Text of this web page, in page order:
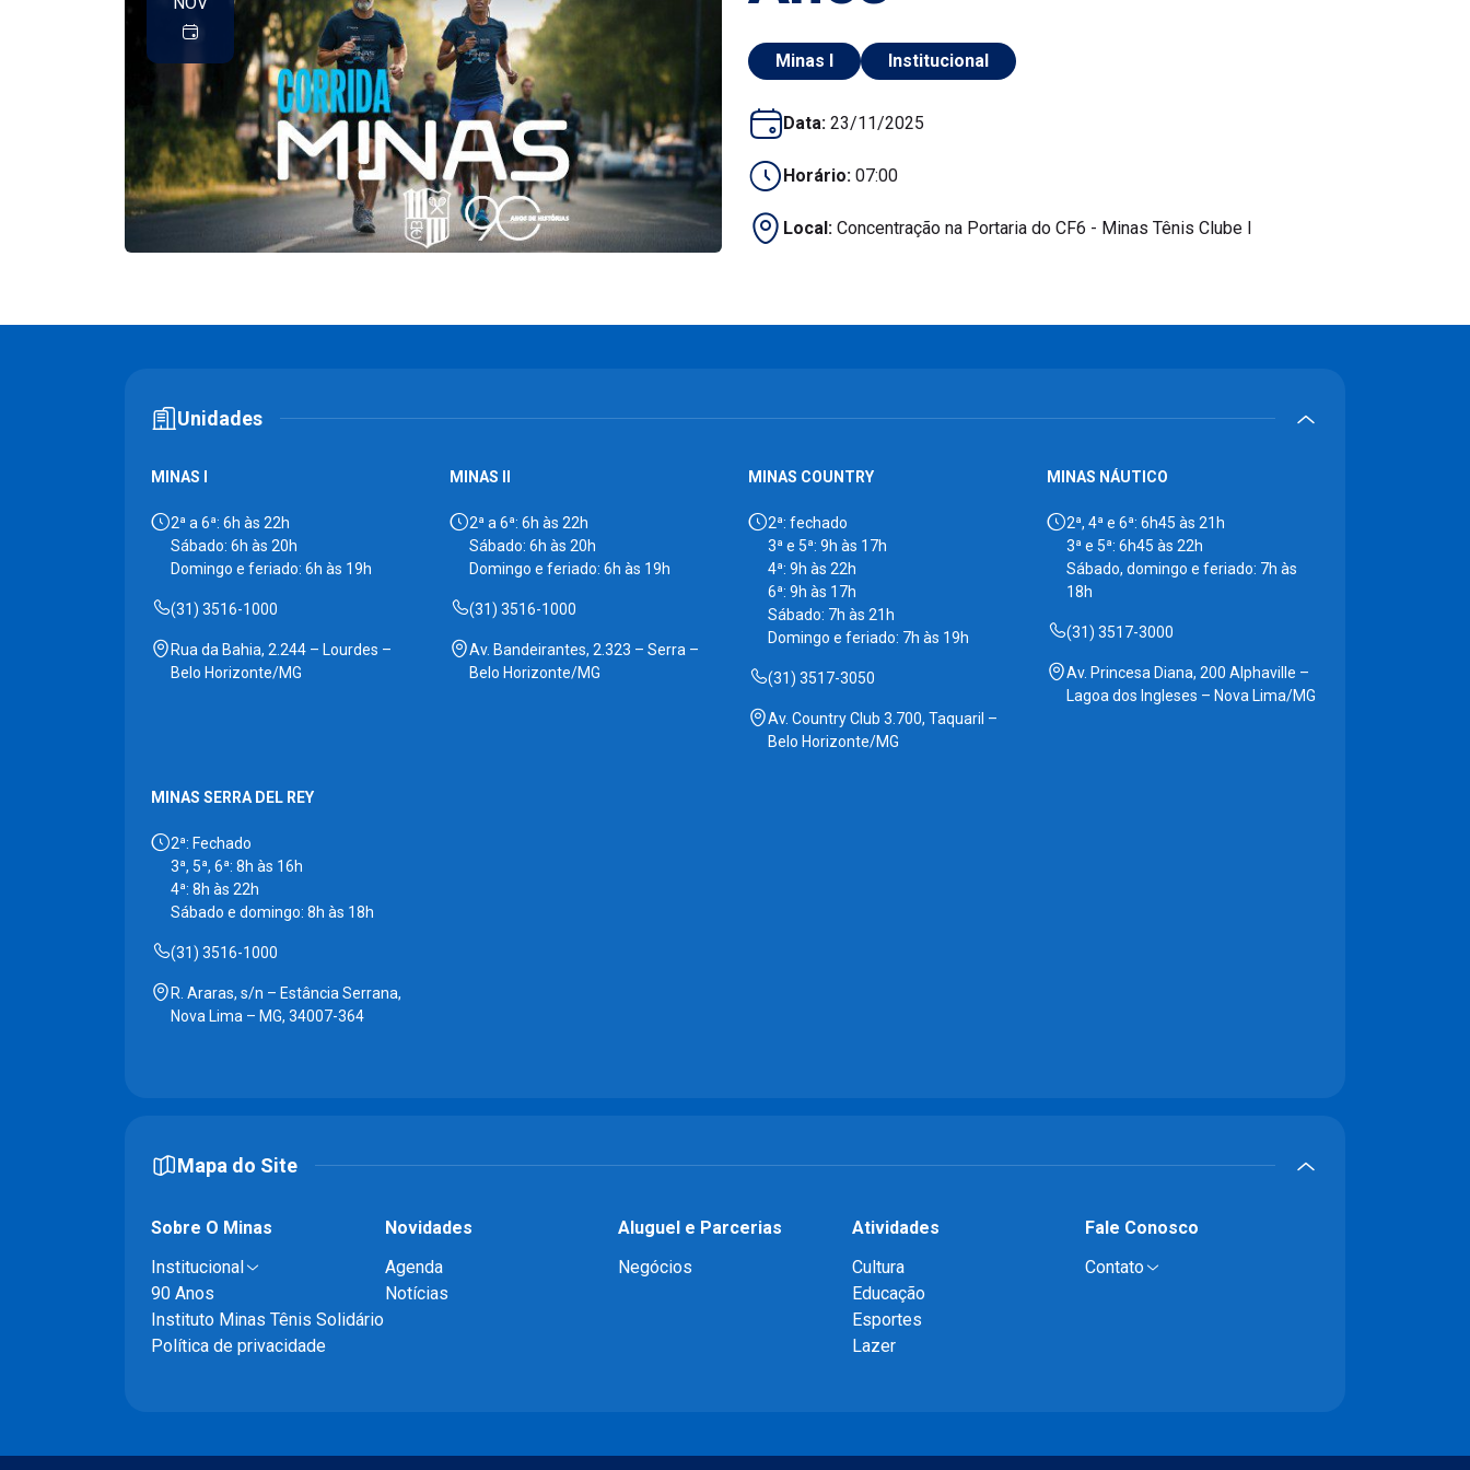
Minas I Institucional
Data: 23/11/2025
Horário: 07:00
Local: Concentração na Portaria do CF6 - Minas Tênis Clube I
Unidades
MINAS I
2ª a 6ª: 6h às 22h
Sábado: 6h às 20h
Domingo e feriado: 6h às 19h
(31) 3516-1000
Rua da Bahia, 2.244 – Lourdes –
Belo Horizonte/MG
MINAS II
2ª a 6ª: 6h às 22h
Sábado: 6h às 20h
Domingo e feriado: 6h às 19h
(31) 3516-1000
Av. Bandeirantes, 2.323 – Serra –
Belo Horizonte/MG
MINAS COUNTRY
2ª: fechado
3ª e 5ª: 9h às 17h
4ª: 9h às 22h
6ª: 9h às 17h
Sábado: 7h às 21h
Domingo e feriado: 7h às 19h
(31) 3517-3050
Av. Country Club 3.700, Taquaril –
Belo Horizonte/MG
MINAS NÁUTICO
2ª, 4ª e 6ª: 6h45 às 21h
3ª e 5ª: 6h45 às 22h
Sábado, domingo e feriado: 7h às
18h
(31) 3517-3000
Av. Princesa Diana, 200 Alphaville –
Lagoa dos Ingleses – Nova Lima/MG
MINAS SERRA DEL REY
2ª: Fechado
3ª, 5ª, 6ª: 8h às 16h
4ª: 8h às 22h
Sábado e domingo: 8h às 18h
(31) 3516-1000
R. Araras, s/n – Estância Serrana,
Nova Lima – MG, 34007-364
Mapa do Site
Sobre O Minas
Institucional
90 Anos
Instituto Minas Tênis Solidário
Política de privacidade
Novidades
Agenda
Notícias
Aluguel e Parcerias
Negócios
Atividades
Cultura
Educação
Esportes
Lazer
Fale Conosco
Contato